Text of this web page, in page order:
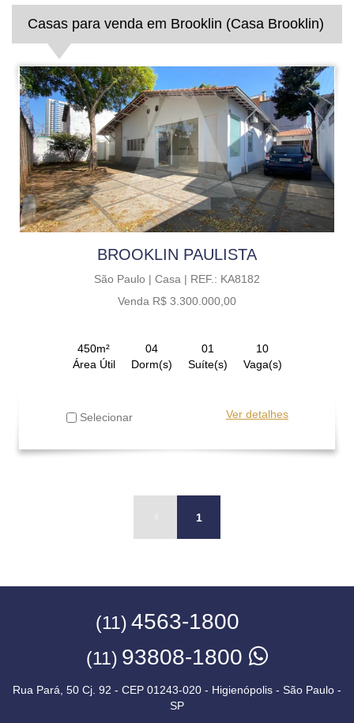
Casas para venda em Brooklin (Casa Brooklin)
BROOKLIN PAULISTA
São Paulo | Casa | REF.: KA8182
Venda R$ 3.300.000,00
450m²
Área Útil
04
Dorm(s)
01
Suíte(s)
10
Vaga(s)
Selecionar Ver detalhes
1
(11) 4563-1800
(11) 93808-1800
Rua Pará, 50 Cj. 92 - CEP 01243-020 - Higienópolis - São Paulo -
SP